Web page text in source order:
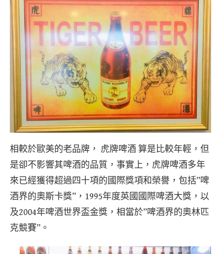
相較於歐美的老品牌， 虎牌啤酒 算是比較年輕，但
是卻不影響其啤酒的品質，事實上，虎牌啤酒多年
來已經獲得超過四十項的國際獎項和榮譽，包括”啤
酒界的奧斯卡獎”，1995年度英國國際啤酒大獎，以
及2004年啤酒世界盃金獎，相當於”啤酒界的奧林匹
克競賽”。